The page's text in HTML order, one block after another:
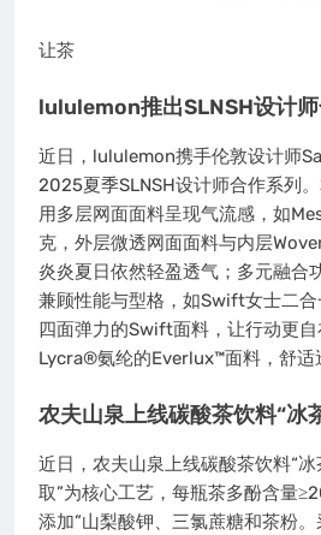
让茶
lululemon推出SLNSH设计
近日，lululemon携手伦敦设计师
2025夏季SLNSH设计师合作系列
用多层网面面料呈现气流感，如
克，外层微透网面面料与内层
炎炎夏日依然轻盈透气；多元融合
兼顾性能与型格，如Swift女士二
四面弹力的Swift面料，让行动更
Lycra®氨纶的Everlux™面料，舒适
农夫山泉上线碳酸茶饮料“冰
近日，农夫山泉上线碳酸茶饮料“冰
取”为核心工艺，每瓶茶多酚含量
添加”山梨酸钾、三氯蔗糖和茶粉